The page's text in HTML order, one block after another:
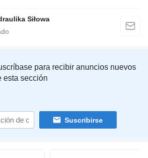
Siłowa
para recibir anuncios nuevos
esta sección
Suscribirse